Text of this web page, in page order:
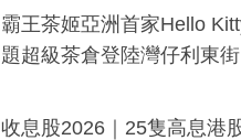
分鐘生成「貼地」宣傳短片
霸王茶姬亞洲首家Hello
題超級茶倉登陸灣仔利東
y及香港限定特調系列
收息股2026｜25隻高息港